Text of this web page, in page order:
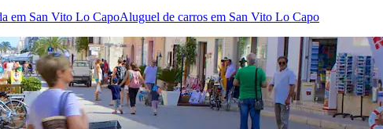
em San Vito Lo CapoAluguel de carros em San Vito Lo Capo